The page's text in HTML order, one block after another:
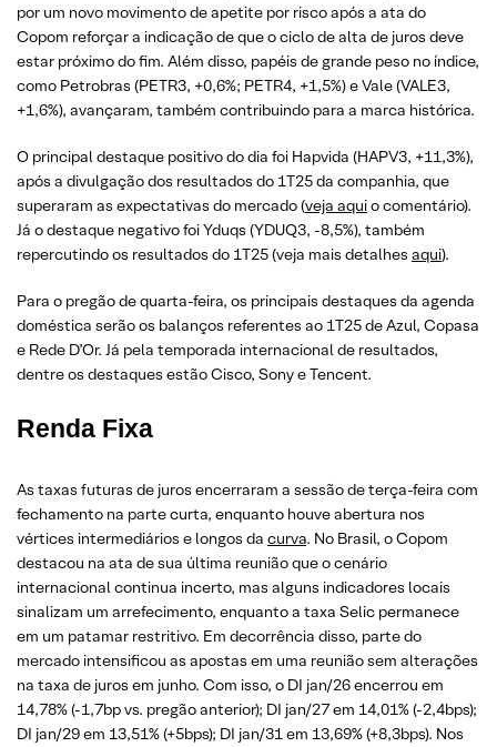
por um novo movimento de apetite por risco após a ata do
Copom reforçar a indicação de que o ciclo de alta de juros deve
estar próximo do fim. Além disso, papéis de grande peso no índice,
como Petrobras (PETR3, +0,6%; PETR4, +1,5%) e Vale (VALE3,
+1,6%), avançaram, também contribuindo para a marca histórica.
O principal destaque positivo do dia foi Hapvida (HAPV3, +11,3%),
após a divulgação dos resultados do 1T25 da companhia, que
superaram as expectativas do mercado (veja aquio comentário).
Já o destaque negativo foi Yduqs (YDUQ3, -8,5%), também
repercutindo os resultados do 1T25 (veja mais detalhes aqui).
Para o pregão de quarta-feira, os principais destaques da agenda
doméstica serão os balanços referentes ao 1T25 de Azul, Copasa
e Rede D’Or. Já pela temporada internacional de resultados,
dentre os destaques estão Cisco, Sony e Tencent.
Renda Fixa
As taxas futuras de juros encerraram a sessão de terça-feira com
fechamento na parte curta, enquanto houve abertura nos
vértices intermediários e longos da curva. No Brasil, o Copom
destacou na ata de sua última reunião que o cenário
internacional continua incerto, mas alguns indicadores locais
sinalizam um arrefecimento, enquanto a taxa Selic permanece
em um patamar restritivo. Em decorrência disso, parte do
mercado intensificou as apostas em uma reunião sem alterações
na taxa de juros em junho. Com isso, o DI jan/26 encerrou em
14,78% (-1,7bp vs. pregão anterior); DI jan/27 em 14,01% (-2,4bps);
DI jan/29 em 13,51% (+5bps); DI jan/31 em 13,69% (+8,3bps). Nos